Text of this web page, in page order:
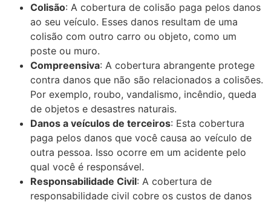
Colisão: A cobertura de colisão paga pelos danos
ao seu veículo. Esses danos resultam de uma
colisão com outro carro ou objeto, como um
poste ou muro.
Compreensiva: A cobertura abrangente protege
contra danos que não são relacionados a colisões.
Por exemplo, roubo, vandalismo, incêndio, queda
de objetos e desastres naturais.
Danos a veículos de terceiros: Esta cobertura
paga pelos danos que você causa ao veículo de
outra pessoa. Isso ocorre em um acidente pelo
qual você é responsável.
Responsabilidade Civil: A cobertura de
responsabilidade civil cobre os custos de danos